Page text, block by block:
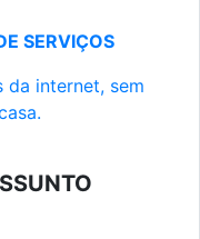
SERVIÇOS
da internet, sem